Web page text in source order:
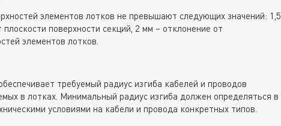
элементов лотков не превышают следующих значений: 1,5
поверхности секций, 2 мм – отклонение от
элементов лотков.
требуемый радиус изгиба кабелей и проводов
в лотках. Минимальный радиус изгиба должен определяться в
условиями на кабели и провода конкретных типов.